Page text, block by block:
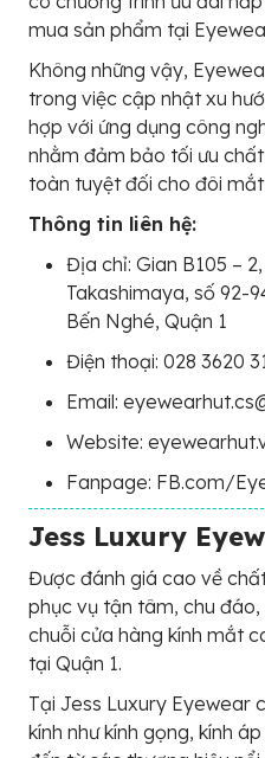
mua sản phẩm tại
Không những vậy,
trong việc cập nhật xu
hợp với ứng dụng công
nhằm đảm bảo tối ưu
toàn tuyệt đối cho đôi
Thông tin liên hệ:
Địa chỉ: Gian B105 –
Takashimaya, số 92-
Bến Nghé, Quận 1
Điện thoại: 028 3620
Email:
Website:
Fanpage: FB.com/
Jess Luxury
Được đánh giá cao về
phục vụ tận tâm, chu
chuỗi cửa hàng kính mắt
tại Quận 1.
Tại Jess Luxury Eyewear
kính như kính gọng, kính